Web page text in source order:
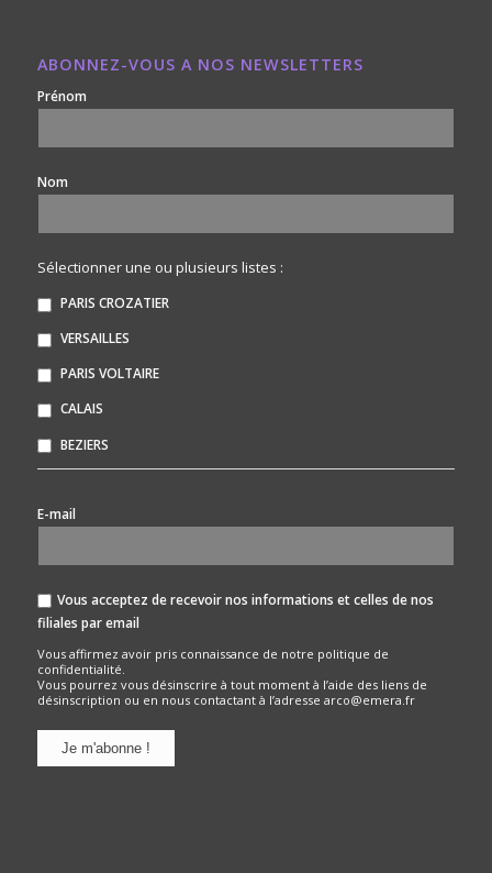
ABONNEZ-VOUS A NOS NEWSLETTERS
Prénom
Nom
Sélectionner une ou plusieurs listes :
PARIS CROZATIER
VERSAILLES
PARIS VOLTAIRE
CALAIS
BEZIERS
E-mail
Vous acceptez de recevoir nos informations et celles de nos
filiales par email
Vous affirmez avoir pris connaissance de notre politique de
confidentialité.
Vous pourrez vous désinscrire à tout moment à l’aide des liens de
désinscription ou en nous contactant à l’adresse arco@emera.fr